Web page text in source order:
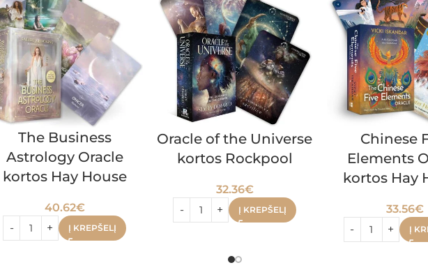
The Business
Astrology Oracle
kortos Hay House
40.62€
Į KREPŠELĮ
Oracle of the Universe
kortos Rockpool
32.36€
Į KREPŠELĮ
Chinese
Elements
kortos Hay
33.56€
Į